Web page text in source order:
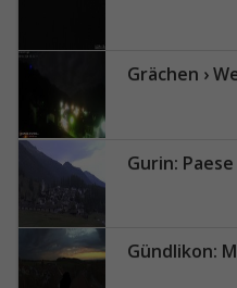
Grächen ›
Gurin: Paese
Gündlikon: